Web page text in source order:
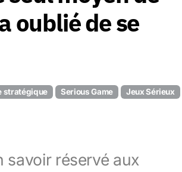
oublié de se
stratégique Serious Game
Jeux Sérieux
savoir réservé aux